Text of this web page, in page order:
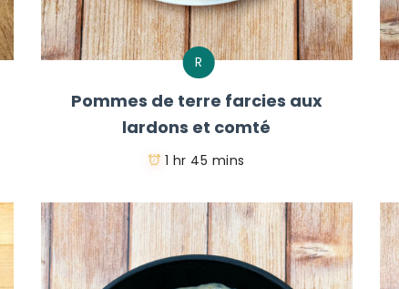
R
Pommes de terre farcies aux
lardons et comté
1 hr 45 mins